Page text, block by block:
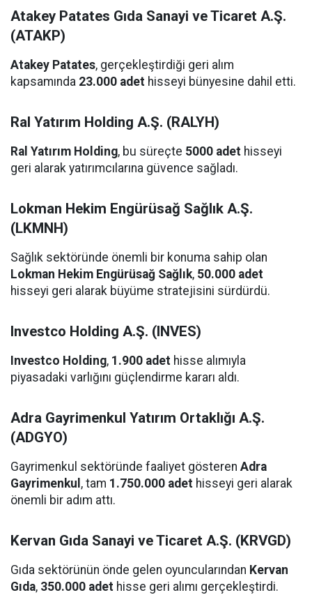
Atakey Patates Gıda Sanayi ve Ticaret A.Ş.
(ATAKP)
Atakey Patates, gerçekleştirdiği geri alım
kapsamında 23.000 adet hisseyi bünyesine dahil etti.
Ral Yatırım Holding A.Ş. (RALYH)
Ral Yatırım Holding, bu süreçte 5000 adet hisseyi
geri alarak yatırımcılarına güvence sağladı.
Lokman Hekim Engürüsağ Sağlık A.Ş.
(LKMNH)
Sağlık sektöründe önemli bir konuma sahip olan
Lokman Hekim Engürüsağ Sağlık, 50.000 adet
hisseyi geri alarak büyüme stratejisini sürdürdü.
Investco Holding A.Ş. (INVES)
Investco Holding, 1.900 adet hisse alımıyla
piyasadaki varlığını güçlendirme kararı aldı.
Adra Gayrimenkul Yatırım Ortaklığı A.Ş.
(ADGYO)
Gayrimenkul sektöründe faaliyet gösteren Adra
Gayrimenkul , tam 1.750.000 adet hisseyi geri alarak
önemli bir adım attı.
Kervan Gıda Sanayi ve Ticaret A.Ş. (KRVGD)
Gıda sektörünün önde gelen oyuncularından Kervan
Gıda, 350.000 adet hisse geri alımı gerçekleştirdi.